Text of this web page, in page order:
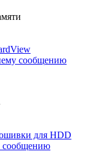
сообщению
для HDD
сообщению